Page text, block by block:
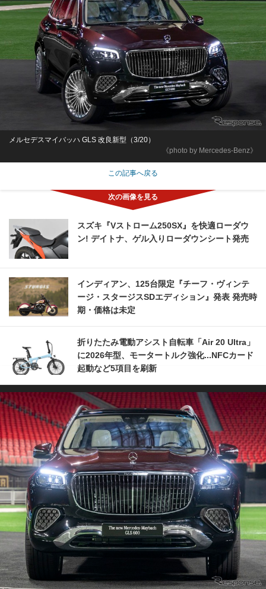
《photo by Mercedes-Benz》
メルセデスマイバッハ GLS 改良新型（3/20）
この記事へ戻る
スズキ『Vストローム250SX』を快適ローダウ
ン! デイトナ、ゲル入りローダウンシート発売
インディアン、125台限定『チーフ・ヴィンテ
ージ・スタージスSDエディション』発表 発売時
期・価格は未定
折りたたみ電動アシスト自転車「Air 20 Ultra」
に2026年型、モータートルク強化...NFCカード
起動など5項目を刷新